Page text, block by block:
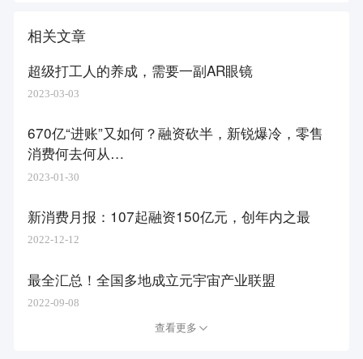
相关文章
超级打工人的养成，需要一副AR眼镜
2023-03-03
670亿“进账”又如何？融资砍半，新锐爆冷，零售
消费何去何从…
2023-01-30
新消费月报：107起融资150亿元，创年内之最
2022-12-12
最全汇总！全国多地成立元宇宙产业联盟
2022-09-08
查看更多